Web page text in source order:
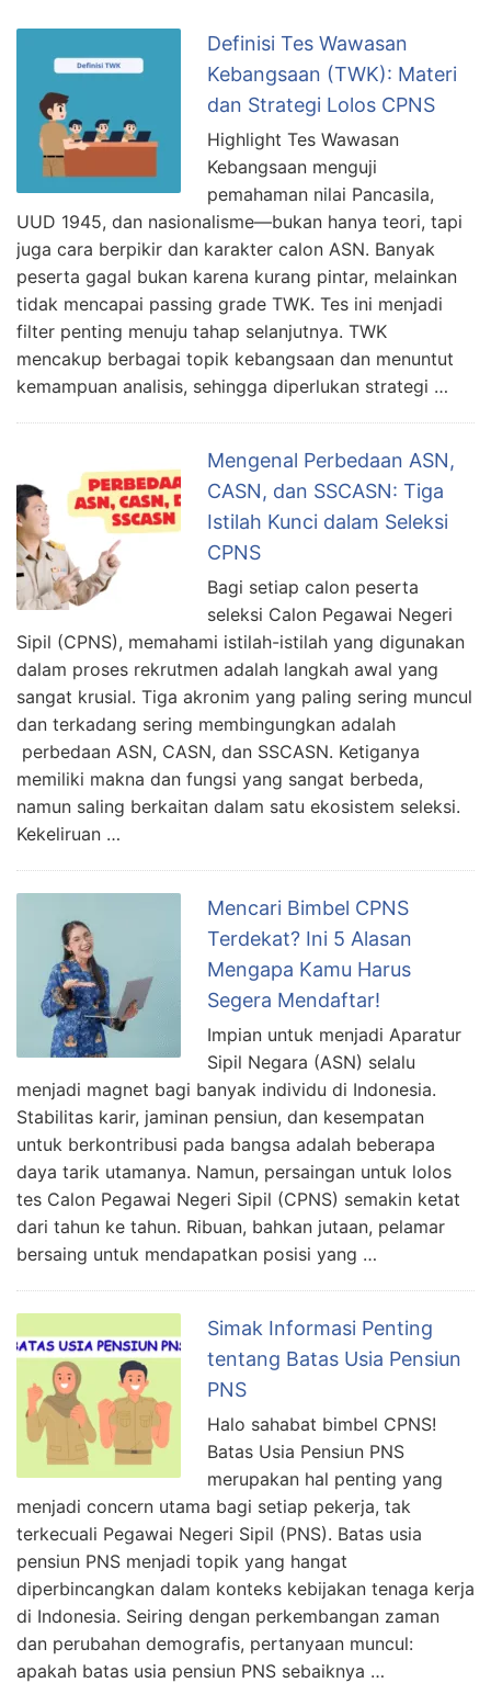
Definisi Tes Wawasan
Kebangsaan (TWK): Materi
dan Strategi Lolos CPNS
Highlight Tes Wawasan
Kebangsaan menguji
pemahaman nilai Pancasila,
UUD 1945, dan nasionalisme—bukan hanya teori, tapi
juga cara berpikir dan karakter calon ASN. Banyak
peserta gagal bukan karena kurang pintar, melainkan
tidak mencapai passing grade TWK. Tes ini menjadi
filter penting menuju tahap selanjutnya. TWK
mencakup berbagai topik kebangsaan dan menuntut
kemampuan analisis, sehingga diperlukan strategi …
Mengenal Perbedaan ASN,
CASN, dan SSCASN: Tiga
Istilah Kunci dalam Seleksi
CPNS
Bagi setiap calon peserta
seleksi Calon Pegawai Negeri
Sipil (CPNS), memahami istilah-istilah yang digunakan
dalam proses rekrutmen adalah langkah awal yang
sangat krusial. Tiga akronim yang paling sering muncul
dan terkadang sering membingungkan adalah
perbedaan ASN, CASN, dan SSCASN. Ketiganya
memiliki makna dan fungsi yang sangat berbeda,
namun saling berkaitan dalam satu ekosistem seleksi.
Kekeliruan …
Mencari Bimbel CPNS
Terdekat? Ini 5 Alasan
Mengapa Kamu Harus
Segera Mendaftar!
Impian untuk menjadi Aparatur
Sipil Negara (ASN) selalu
menjadi magnet bagi banyak individu di Indonesia.
Stabilitas karir, jaminan pensiun, dan kesempatan
untuk berkontribusi pada bangsa adalah beberapa
daya tarik utamanya. Namun, persaingan untuk lolos
tes Calon Pegawai Negeri Sipil (CPNS) semakin ketat
dari tahun ke tahun. Ribuan, bahkan jutaan, pelamar
bersaing untuk mendapatkan posisi yang …
Simak Informasi Penting
tentang Batas Usia Pensiun
PNS
Halo sahabat bimbel CPNS!
Batas Usia Pensiun PNS
merupakan hal penting yang
menjadi concern utama bagi setiap pekerja, tak
terkecuali Pegawai Negeri Sipil (PNS). Batas usia
pensiun PNS menjadi topik yang hangat
diperbincangkan dalam konteks kebijakan tenaga kerja
di Indonesia. Seiring dengan perkembangan zaman
dan perubahan demografis, pertanyaan muncul:
apakah batas usia pensiun PNS sebaiknya …